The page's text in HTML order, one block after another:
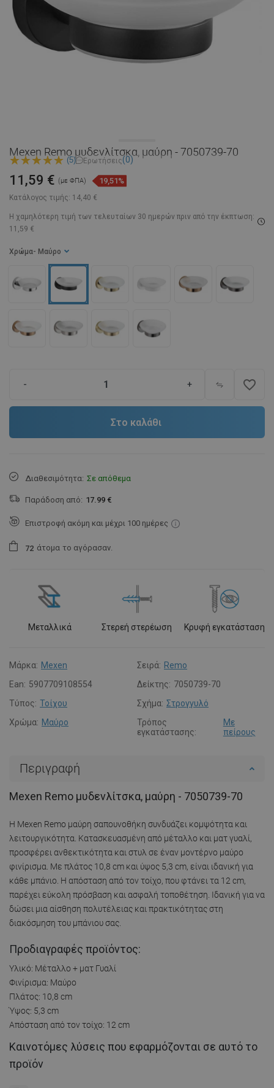
Mexen Remo μυδενλίτσκα, μαύρη - 7050739-70
(5) Ερωτήσεις(0)
Κατάλογος τιμής: 14,40 €
11,59 € (με ΦΠΑ) 19,51%
Η χαμηλότερη τιμή των τελευταίων 30 ημερών πριν από την έκπτωση:
11,59 €
Χρώμα - Μαύρο
- + favorite_border
Στο καλάθι
Διαθεσιμότητα: Σε απόθεμα
Παράδοση από: 17.99 €
Επιστροφή ακόμη και μέχρι 100 ημέρες
72 άτομα το αγόρασαν.
Μεταλλικά Στερεή στερέωση Κρυφή εγκατάσταση
Μάρκα: Mexen Σειρά: Remo
Ean: 5907709108554 Δείκτης: 7050739-70
Τύπος: Τοίχου Σχήμα: Στρογγυλό
Χρώμα: Μαύρο
Τρόπος
εγκατάστασης:
Με
πείρους
Περιγραφή
Mexen Remo μυδενλίτσκα, μαύρη - 7050739-70
Η Mexen Remo μαύρη σαπουνοθήκη συνδυάζει κομψότητα και
λειτουργικότητα. Κατασκευασμένη από μέταλλο και ματ γυαλί,
προσφέρει ανθεκτικότητα και στυλ σε έναν μοντέρνο μαύρο
φινίρισμα. Με πλάτος 10,8 cm και ύψος 5,3 cm, είναι ιδανική για
κάθε μπάνιο. Η απόσταση από τον τοίχο, που φτάνει τα 12 cm,
παρέχει εύκολη πρόσβαση και ασφαλή τοποθέτηση. Ιδανική για να
δώσει μια αίσθηση πολυτέλειας και πρακτικότητας στη
διακόσμηση του μπάνιου σας.
Προδιαγραφές προϊόντος:
Υλικό: Μέταλλο + ματ Γυαλί
Φινίρισμα: Μαύρο
Πλάτος: 10,8 cm
Ύψος: 5,3 cm
Απόσταση από τον τοίχο: 12 cm
Καινοτόμες λύσεις που εφαρμόζονται σε αυτό το
προϊόν